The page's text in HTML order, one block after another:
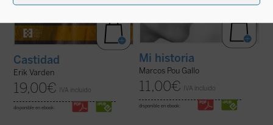
Castidad
Erik Varden
19,00€ IVA incluido
disponible en ebook:
Mi historia
Marcos Pou Gallo
11,00€ IVA incluido
disponible en ebook: